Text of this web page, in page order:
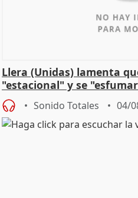
Llera (Unidas) lamenta
"estacional" y se
Sonido Totales 04/